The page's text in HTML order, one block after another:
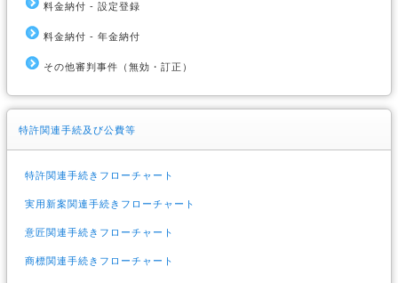
料金納付 - 設定登録
料金納付 - 年金納付
その他審判事件（無効・訂正）
特許関連手続及び公費等
特許関連手続きフローチャート
実用新案関連手続きフローチャート
意匠関連手続きフローチャート
商標関連手続きフローチャート